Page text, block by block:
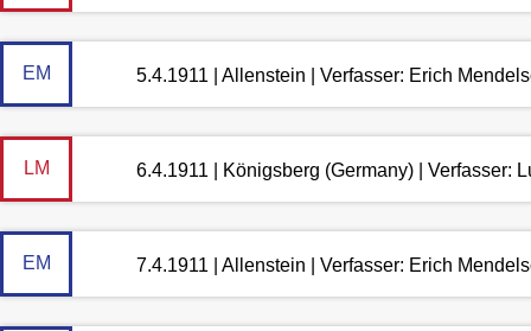
EM 5.4.1911 | Allenstein | Verfasser: Erich
LM 6.4.1911 | Königsberg (Germany) | Verfasser:
EM 7.4.1911 | Allenstein | Verfasser: Erich